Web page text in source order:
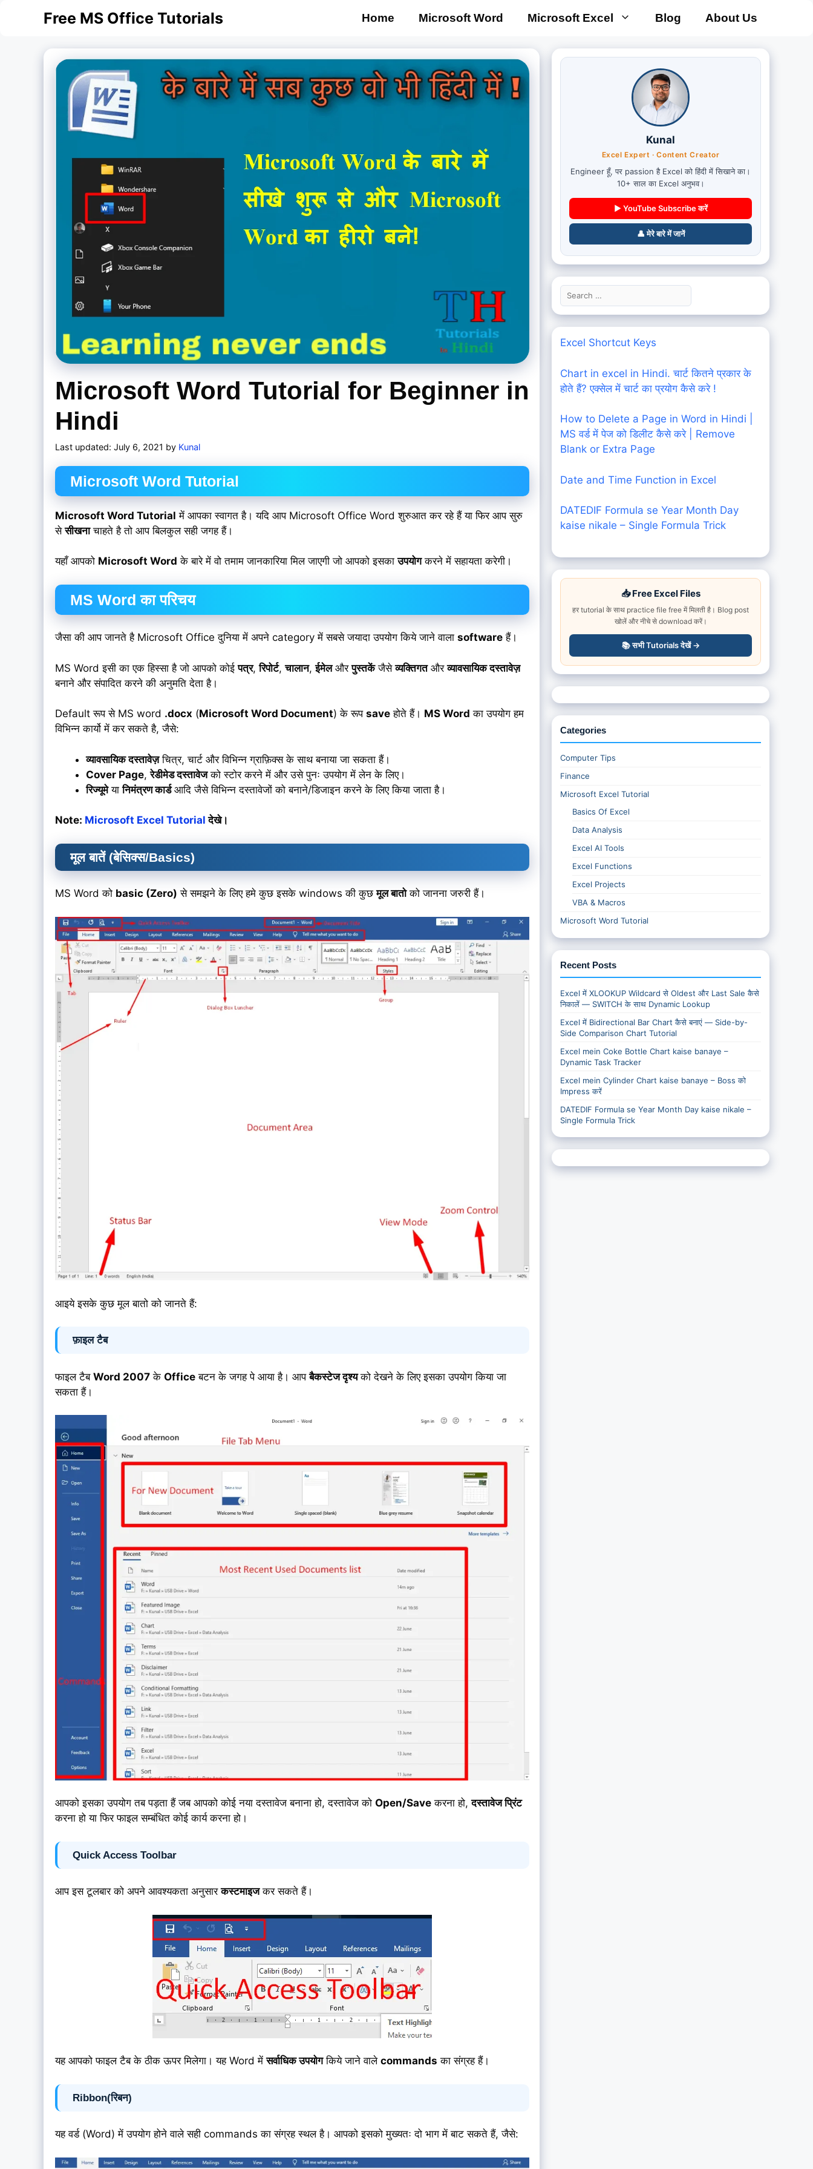
Free MS Office Tutorials Home Microsoft Word Microsoft Excel Blog About Us
Microsoft Word Tutorial for Beginner in
Hindi
July 6, 2021 by Kunal
Microsoft Word Tutorial
Microsoft Word Tutorial में आपका स्वागत है। यदि आप Microsoft Office Word शुरुआत कर रहे हैं या फिर आप सुरु
सेसीखनाचाहते है तो आप बिलकुल सही जगह हैं।
यहाँ आपको Microsoft Word के बारे में वो तमाम जानकारिया मिल जाएगी जो आपको इसकाउपयोगकरने में सहायता करेगी।
MS Word का परिचय
जैसा की आप जानते है Microsoft Office दुनिया में अपने category में सबसे जयादा उपयोग किये जाने वाला software हैं।
MS Word इसी का एक हिस्सा है जो आपको कोईपत्र,रिपोर्ट,चालान,ईमेलऔरपुस्तकेंजैसेव्यक्तिगतऔरव्यावसायिक दस्तावेज़
बनाने और संपादित करने की अनुमति देता है।
Default रूप से MS word .docx (Microsoft Word Document) के रूप save होते हैं। MS Word का उपयोग हम
विभिन्न कार्यो में कर सकते है, जैसे:
व्यावसायिक दस्तावेज़चित्र, चार्ट और विभिन्न ग्राफ़िक्स के साथ बनाया जा सकता हैं।
Cover Page,रेडीमेड दस्तावेजको स्टोर करने में और उसे पुनः उपयोग में लेन के लिए।
रिज्यूमेयानिमंत्रण कार्डआदि जैसे विभिन्न दस्तावेजों को बनाने/डिजाइन करने के लिए किया जाता है।
Note: Microsoft Excel Tutorial देखे।
मूल बातें (बेसिक्स/Basics)
MS Word को basic (Zero) से समझने के लिए हमे कुछ इसके windows की कुछमूल बातोको जानना जरुरी हैं।
आइये इसके कुछ मूल बातो को जानते हैं:
फ़ाइल टैब
फाइल टैब Word 2007 के Office बटन के जगह पे आया है। आपबैकस्टेज दृश्यको देखने के लिए इसका उपयोग किया जा
सकता हैं।
आपको इसका उपयोग तब पड़ता हैं जब आपको कोई नया दस्तावेज बनाना हो, दस्तावेज को Open/Save करना हो,दस्तावेज प्रिंट
करना हो या फिर फाइल सम्बंधित कोई कार्य करना हो।
Quick Access Toolbar
आप इस टूलबार को अपने आवश्यकता अनुसारकस्टमाइजकर सकते हैं।
यह आपको फाइल टैब के ठीक ऊपर मिलेगा। यह Word मेंसर्वाधिक उपयोगकिये जाने वाले commands का संग्रह हैं।
Ribbon(रिबन)
यह वर्ड (Word) में उपयोग होने वाले सही commands का संग्रह स्थल है। आपको इसको मुख्यतः दो भाग में बाट सकते हैं, जैसे:
Kunal
Excel Expert · Content Creator
Engineer हूँ, पर passion है Excel को हिंदी में सिखाने का।
10+ साल का Excel अनुभव।
▶ YouTube Subscribe करें
👤 मेरे बारे में जानें
Search
for:
Excel Shortcut Keys
Chart in excel in Hindi. चार्ट कितने प्रकार के
होते हैं? एक्सेल में चार्ट का प्रयोग कैसे करे !
How to Delete a Page in Word in Hindi |
MS वर्ड में पेज को डिलीट कैसे करे | Remove
Blank or Extra Page
Date and Time Function in Excel
DATEDIF Formula se Year Month Day
kaise nikale – Single Formula Trick
📥 Free Excel Files
हर tutorial के साथ practice file free में मिलती है। Blog post
खोलें और नीचे से download करें।
📚 सभी Tutorials देखें →
Categories
Computer Tips
Finance
Microsoft Excel Tutorial
Basics Of Excel
Data Analysis
Excel AI Tools
Excel Functions
Excel Projects
VBA & Macros
Microsoft Word Tutorial
Recent Posts
Excel में XLOOKUP Wildcard से Oldest और Last Sale कैसे
निकालें — SWITCH के साथ Dynamic Lookup
Excel में Bidirectional Bar Chart कैसे बनाएं — Side-by-
Side Comparison Chart Tutorial
Excel mein Coke Bottle Chart kaise banaye –
Dynamic Task Tracker
Excel mein Cylinder Chart kaise banaye – Boss को
Impress करें
DATEDIF Formula se Year Month Day kaise nikale –
Single Formula Trick